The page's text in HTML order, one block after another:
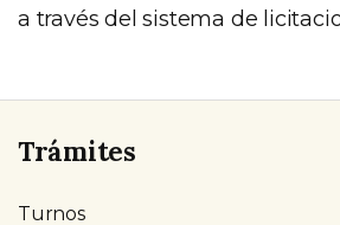
a través del sistema de
Trámites
Turnos